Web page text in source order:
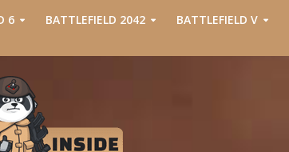
6 BATTLEFIELD 2042 BATTLEFIELD V